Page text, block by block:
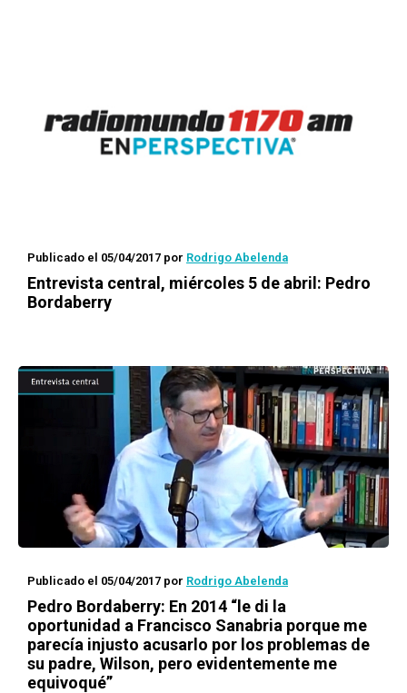
Publicado el 05/04/2017 por Rodrigo Abelenda
Entrevista central, miércoles 5 de abril: Pedro
Bordaberry
Publicado el 05/04/2017 por Rodrigo Abelenda
Pedro Bordaberry: En 2014 “le di la
oportunidad a Francisco Sanabria porque me
parecía injusto acusarlo por los problemas de
su padre, Wilson, pero evidentemente me
equivoqué”